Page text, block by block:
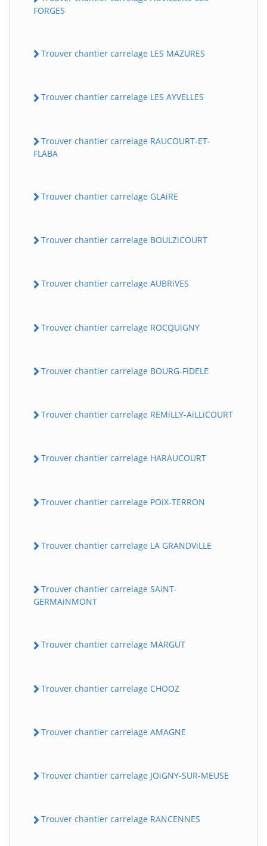
FORGES
Trouver chantier carrelage LES MAZURES
Trouver chantier carrelage LES AYVELLES
Trouver chantier carrelage RAUCOURT-ET-
FLABA
Trouver chantier carrelage GLAiRE
Trouver chantier carrelage BOULZiCOURT
Trouver chantier carrelage AUBRiVES
Trouver chantier carrelage ROCQUiGNY
Trouver chantier carrelage BOURG-FiDELE
Trouver chantier carrelage REMiLLY-AiLLiCOURT
Trouver chantier carrelage HARAUCOURT
Trouver chantier carrelage POiX-TERRON
Trouver chantier carrelage LA GRANDViLLE
Trouver chantier carrelage SAiNT-
GERMAiNMONT
Trouver chantier carrelage MARGUT
Trouver chantier carrelage CHOOZ
Trouver chantier carrelage AMAGNE
Trouver chantier carrelage JOiGNY-SUR-MEUSE
Trouver chantier carrelage RANCENNES